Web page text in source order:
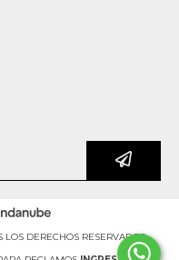
DERECHOS RESERVADOS.